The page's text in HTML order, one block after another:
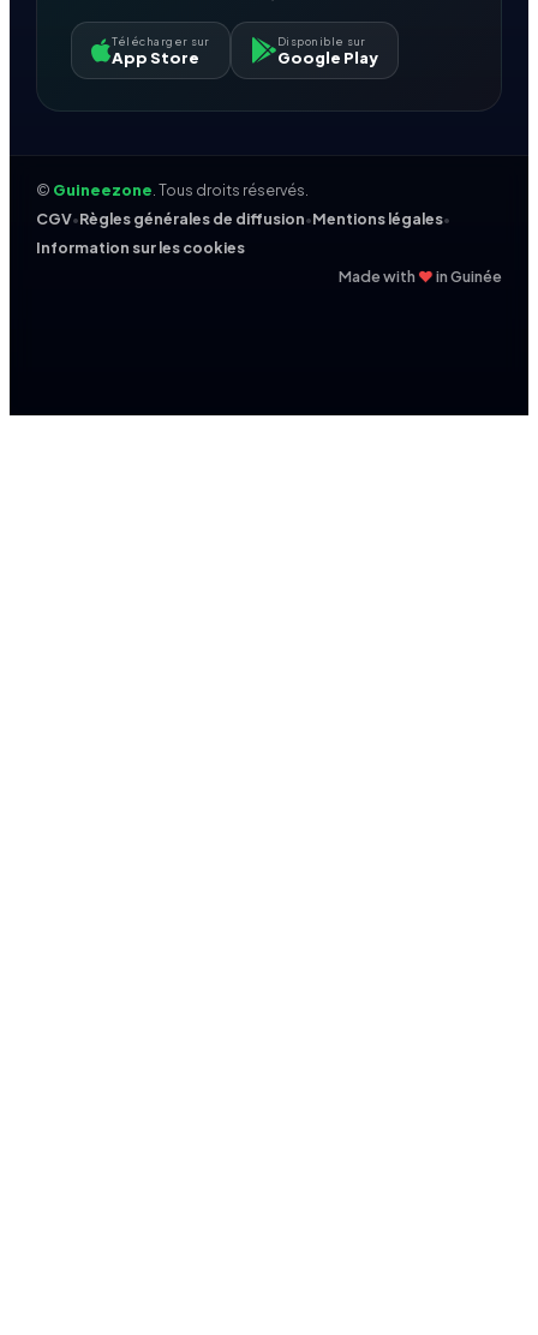
Télécharger sur
App Store
Disponible sur
Google Play
© Guineezone . Tous droits réservés.
CGV•Règles générales de diffusion•Mentions légales•
Information sur les cookies
Made with ❤in Guinée